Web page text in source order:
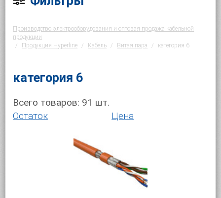
Производство электрооборудования и оптовая продажа кабельной
продукции
Продукция Hyperline
Кабель Витая пара категория 6
категория 6
Всего товаров: 91 шт.
Остаток
Цена